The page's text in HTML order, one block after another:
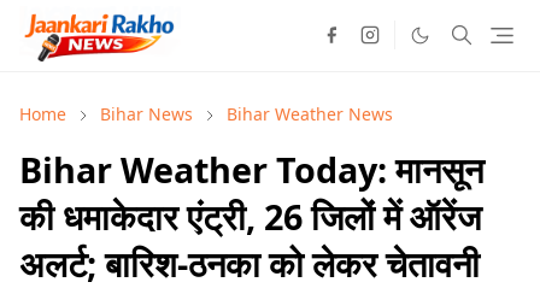
Home Bihar News Bihar Weather News
Bihar Weather Today: मानसून
की धमाकेदार एंट्री, 26 जिलों में ऑरेंज
अलर्ट; बारिश-ठनका को लेकर चेतावनी